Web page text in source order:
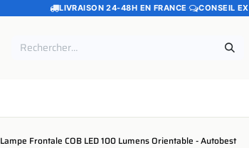
LIVRAISON 24-48H EN FRANCE · CONSEIL
Lampe Frontale COB LED 100 Lumens Orientable - Autobest